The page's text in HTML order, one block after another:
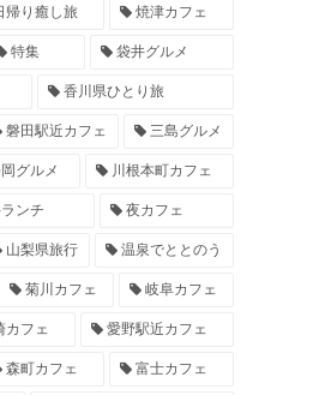
帰り癒し旅 焼津カフェ
特集 袋井グルメ
香川県ひとり旅
磐田駅近カフェ 三島グルメ
グルメ 川根本町カフェ
ンチ 夜カフェ
山梨県旅行 温泉でととのう
菊川カフェ 岐阜カフェ
カフェ 愛野駅近カフェ
森町カフェ 富士カフェ